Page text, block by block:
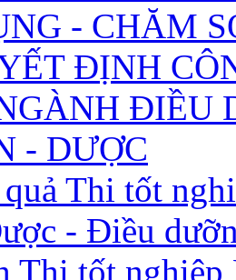
- CHĂM
ĐỊNH
ĐIỀU
- DƯỢC
Thi tốt
- Điều
Thi tốt